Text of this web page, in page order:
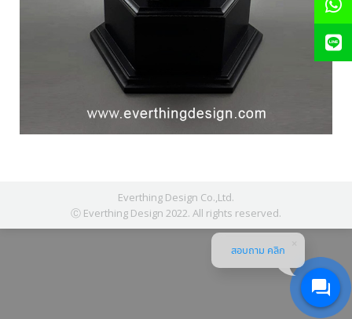
Everthing Design Co.,Ltd.
Ⓒ Everthing Design 2022. All rights reserved.
สอบถาม คลิก